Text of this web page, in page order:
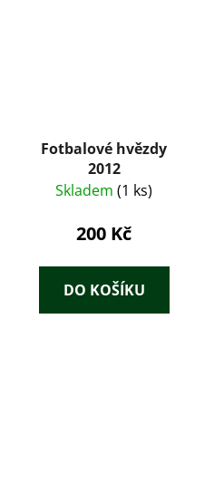
Fotbalové hvězdy
2012
Skladem (1 ks)
200 Kč
DO KOŠÍKU